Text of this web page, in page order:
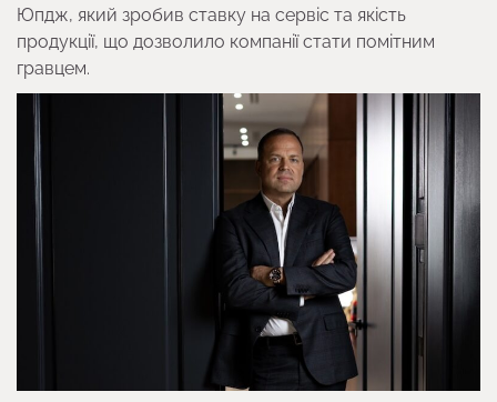
Юпдж, який зробив ставку на сервіс та якість
продукції, що дозволило компанії стати помітним
гравцем.